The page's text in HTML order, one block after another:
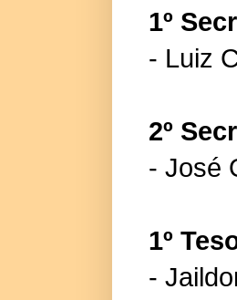
1º
- Luiz
2º
- José
1º
-